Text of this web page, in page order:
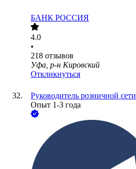
БАНК РОССИЯ
4.0
•
218 отзывов
Уфа, р-н Кировский
Откликнуться
Руководитель розничной сети
Опыт 1-3 года